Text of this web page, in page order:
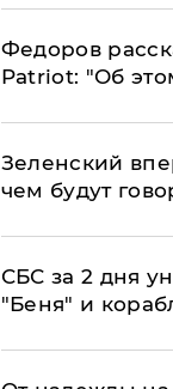
Федоров
Patriot: "Об
Зеленский
чем будут
СБС за 2 дня
"Беня" и